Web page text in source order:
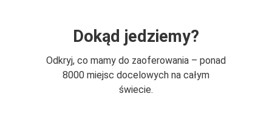
Dokąd jedziemy?
Odkryj, co mamy do zaoferowania – ponad
8000 miejsc docelowych na całym
świecie.